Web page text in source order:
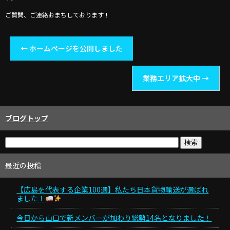
ご質問、ご連絡おまちしております！
← ホームページを公開しました
業務エリア拡大中 →
ブログトップ
最近の投稿
【広島を代表する企業100選】私たち日本貨物輸送が選ばれ
ました！
今日から山口で新メンバーが加わり総勢14名となりました！